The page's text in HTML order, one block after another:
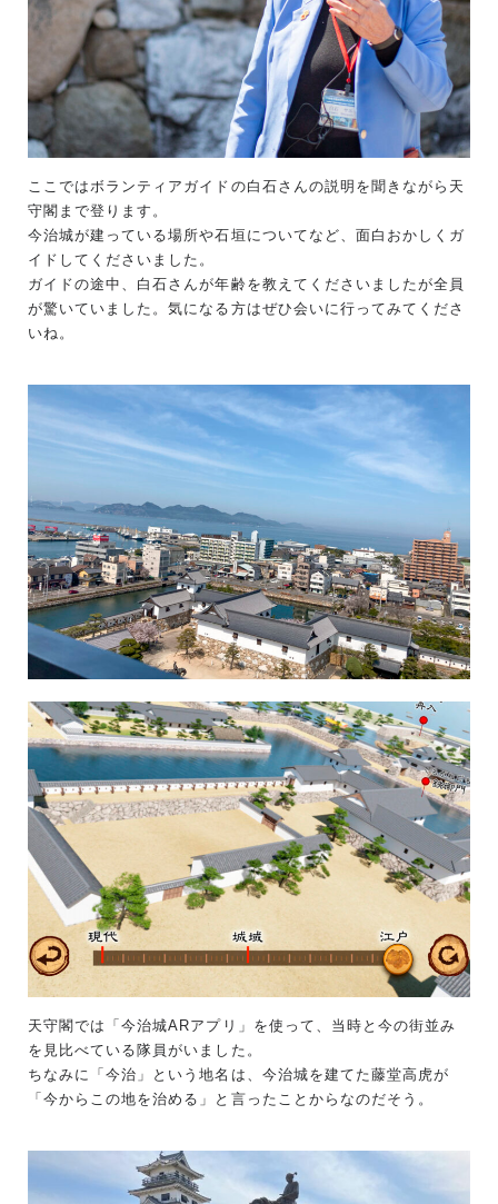
ここではボランティアガイドの白石さんの説明を聞きながら天
守閣まで登ります。
今治城が建っている場所や石垣についてなど、面白おかしくガ
イドしてくださいました。
ガイドの途中、白石さんが年齢を教えてくださいましたが全員
が驚いていました。気になる方はぜひ会いに行ってみてくださ
いね。
天守閣では「今治城ARアプリ」を使って、当時と今の街並み
を見比べている隊員がいました。
ちなみに「今治」という地名は、今治城を建てた藤堂高虎が
「今からこの地を治める」と言ったことからなのだそう。